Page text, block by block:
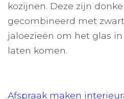
kozijnen. Deze zijn
gecombineerd met
jaloezieën om het glas
laten komen.
Afspraak maken